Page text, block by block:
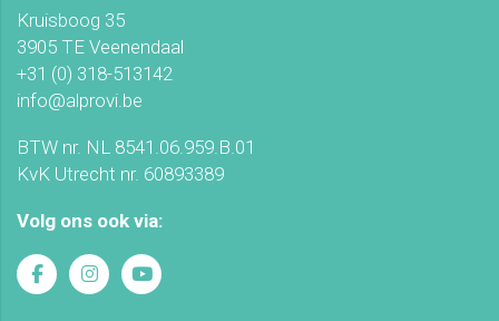
Kruisboog 35
3905 TE Veenendaal
+31 (0) 318-513142
info@alprovi.be
BTW nr. NL 8541.06.959.B.01
KvK Utrecht nr. 60893389
Volg ons ook via: